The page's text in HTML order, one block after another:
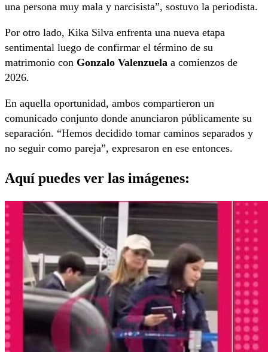
una persona muy mala y narcisista”, sostuvo la periodista.
Por otro lado, Kika Silva enfrenta una nueva etapa
sentimental luego de confirmar el término de su
matrimonio con Gonzalo Valenzuela a comienzos de
2026.
En aquella oportunidad, ambos compartieron un
comunicado conjunto donde anunciaron públicamente su
separación. “Hemos decidido tomar caminos separados y
no seguir como pareja”, expresaron en ese entonces.
Aquí puedes ver las imágenes: